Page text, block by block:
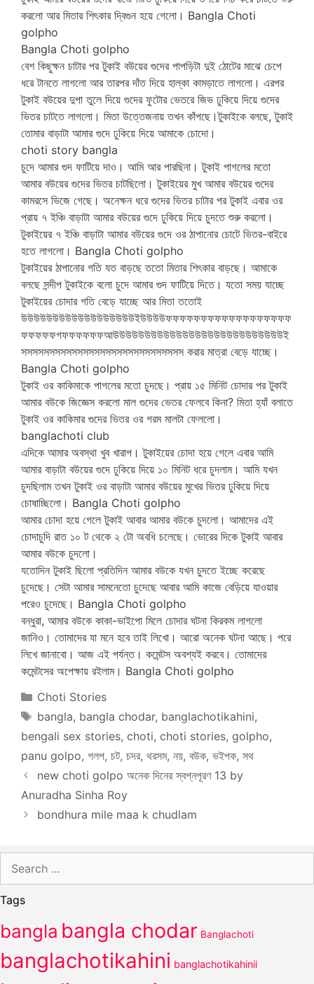
করলো আর মিতার শিৎকার দ্বিগুন হয়ে গেলো। Bangla Choti
golpho
Bangla Choti golpho
বেশ কিছুক্ষন চাটার পর টুকাই বউয়ের গুদের পাপড়িটা দুই ঠোটের মাঝে চেপে
ধরে টানতে লাগলো আর তারপর দাঁত দিয়ে হাল্কা কামড়াতে লাগলো। এরপর
টুকাই বউয়ের দুপা তুলে দিয়ে গুদের ফুটোর ভেতরে জিভ ঢুকিয়ে দিয়ে গুদের
ভিতর চাটতে লাগলো। মিতা উত্তেজনায় তখন কাঁপছে।টুকাইকে বলছে, টুকাই
তোমার বাড়াটা আমার গুদে ঢুকিয়ে দিয়ে আমাকে চোদো।
choti story bangla
চুদে আমার গুদ ফাটিয়ে দাও। আমি আর পারছিনা। টুকাই পাগলের মতো
আমার বউয়ের গুদের ভিতর চাটছিলো। টুকাইয়ের মুখ আমার বউয়ের গুদের
কামরসে ভিজে গেছে। অনেক্ষন ধরে গুদের ভিতর চাটার পর টুকাই এবার ওর
প্রায় ৭ ইঞ্চি বাড়াটা আমার বউয়ের গুদে ঢুকিয়ে দিয়ে চুদতে শুরু করলো।
টুকাইয়ের ৭ ইঞ্চি বাড়াটা আমার বউয়ের গুদে ওর ঠাপানোর চোটে ভিতর-বাইরে
হতে লাগলো। Bangla Choti golpho
টুকাইয়ের ঠাপানোর গতি যত বাড়ছে ততো মিতার শিৎকার বাড়ছে। আমাকে
বলছে সন্দীপ টুকাইকে বলো চুদে আমার গুদ ফাটিয়ে দিতে। যতো সময় যাচ্ছে
টুকাইয়ের চোদার গতি বেড়ে যাচ্ছে আর মিতা ততোই
উউউউউউউউউউউউউউউউউউইউউউউফফফফফফফফফফফফফফফফফফ
ফফফফফগফফফফফফআউউউউউউউউউউউউউউউউউউউউউউউউউউউই
সসসসসসসসসসসসসসসসসসসসসসসসসসসসস করার মাত্রা বেড়ে যাচ্ছে।
Bangla Choti golpho
টুকাই ওর কাকিমাকে পাগলের মতো চুদছে। প্রায় ১৫ মিনিট চোদার পর টুকাই
আমার বউকে জিজ্ঞেস করলো মাল গুদের ভেতর ফেলবে কিনা? মিতা হ্যাঁ বলাতে
টুকাই ওর কাকিমার গুদের ভিতর ওর গরম মালটা ফেললো।
banglachoti club
এদিকে আমার অবস্থা খুব খারাপ। টুকাইয়ের চোদা হয়ে গেলে এবার আমি
আমার বাড়াটা বউয়ের গুদে ঢুকিয়ে দিয়ে ১০ মিনিট ধরে চুদলাম। আমি যখন
চুদছিলাম তখন টুকাই ওর বাড়াটা আমার বউয়ের মুখের ভিতর ঢুকিয়ে দিয়ে
চোষাচ্ছিলো। Bangla Choti golpho
আমার চোদা হয়ে গেলে টুকাই আবার আমার বউকে চুদলো। আমাদের এই
চোদাচুদি রাত ১০ ট থেকে ২ টো অবধি চলেছে। ভোরের দিকে টুকাই আবার
আমার বউকে চুদলো।
যতোদিন টুকাই ছিলো প্রতিদিন আমার বউকে যখন চুদতে ইচ্ছে করেছে
চুদেছে। সেটা আমার সামনেতো চুদেছে আবার আমি কাজে বেড়িয়ে যাওয়ার
পরেও চুদেছে। Bangla Choti golpho
বন্ধুরা, আমার বউকে কাকা-ভাইপো মিলে চোদার ঘটনা কিরকম লাগলো
জানিও। তোমাদের যা মনে হবে তাই লিখো। আরো অনেক ঘটনা আছে। পরে
লিখে জানাবো। আজ এই পর্যন্ত। কমেন্টস অবশ্যই করবে। তোমাদের
কমেন্টসের অপেক্ষায় রইলাম। Bangla Choti golpho
Categories
Choti Stories
Tags
bangla, bangla chodar, banglachotikahini,
bengali sex stories, choti, choti stories, golpho,
panu golpo, গলপ, চট, চদর, থরসম, নয়, বউক, ভইপক, সথ
new choti golpo অনেক দিনের স্বপ্নপূরণ 13 by
Anuradha Sinha Roy
bondhura mile maa k chudlam
for:
Tags
bangla bangla chodar Banglachoti
banglachotikahini banglachotikahinii